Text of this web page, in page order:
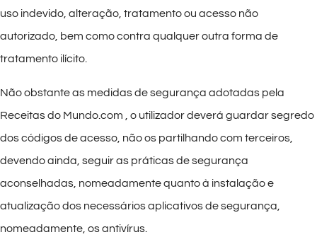
uso indevido, alteração, tratamento ou acesso não
autorizado, bem como contra qualquer outra forma de
tratamento ilícito.
Não obstante as medidas de segurança adotadas pela
Receitas do Mundo.com , o utilizador deverá guardar segredo
dos códigos de acesso, não os partilhando com terceiros,
devendo ainda, seguir as práticas de segurança
aconselhadas, nomeadamente quanto à instalação e
atualização dos necessários aplicativos de segurança,
nomeadamente, os antivírus.